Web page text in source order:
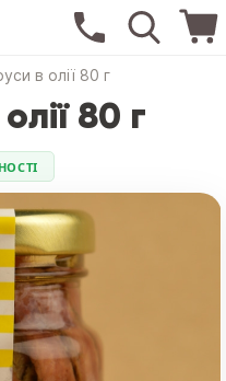
в олії 80 г
80 г